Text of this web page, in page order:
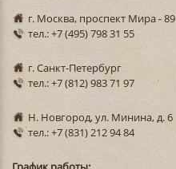
г. Москва, проспект Мира - 89
тел.: +7 (495) 798 31 55
г. Санкт-Петербург
тел.: +7 (812) 983 71 97
Н. Новгород, ул. Минина, д. 6
тел.: +7 (831) 212 94 84